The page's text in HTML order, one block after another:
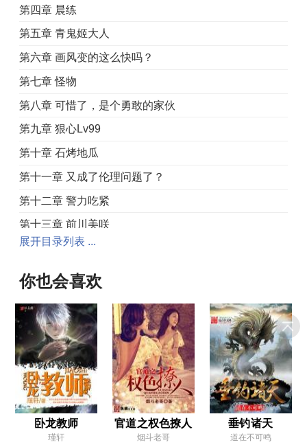
第四章 晨练
第五章 青鬼姬大人
第六章 画风变的这么快吗？
第七章 怪物
第八章 可惜了，是个勇敢的家伙
第九章 狠心Lv99
第十章 石烤地瓜
第十一章 又成了伦理问题了？
第十二章 警力吃紧
第十三章 前川美咲
第十四章 不可小觑啊！
第十五章 可爱风的猫眼JK
第十七章 输了比赛我们就跑
第十八章 到此为止了
第十九章 合作愉快
第二十章 大杂烩流派
第二十一章 也许该去买只羊
第二十二章 大哥哥，晚安
展开目录列表 ...
你也会喜欢
卧龙教师
瑾轩
官道之权色撩人
烟斗老哥
垂钓诸天
道在不可鸣